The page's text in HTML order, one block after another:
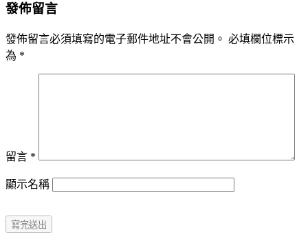
發佈留言
發佈留言必須填寫的電子郵件地址不會公開。 必填欄位標示
為 *
留言 *
顯示名稱